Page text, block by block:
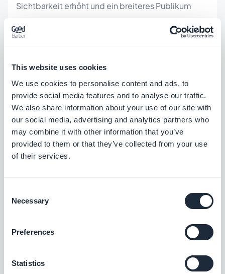
This website uses cookies
We use cookies to personalise content and ads, to
provide social media features and to analyse our traffic.
We also share information about your use of our site with
our social media, advertising and analytics partners who
may combine it with other information that you’ve
provided to them or that they’ve collected from your use
of their services.
Selection
Necessary
Preferences
Statistics
Sichtbarkeit erhöht und ein breiteres Publikum
Erweiterung im Back-Office
Ihrer Anwendung?
Das Verfahren ist sehr einfach. Sie ist mit einem
einzigen Klick erledigt.
Suchen Sie im Backoffice Ihrer Anwendung im
Dadurch wird automatisch ein neues Menü
"Meine
können Sie alle Feeds verwalten, die für die M-CMS
Sie können z.B. den gesamten Blog oder nur